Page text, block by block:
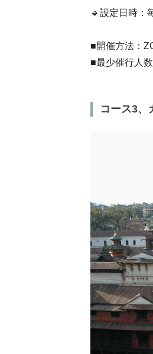
🔹設定日時：
■開催方法：
■最少催行人
コース3、